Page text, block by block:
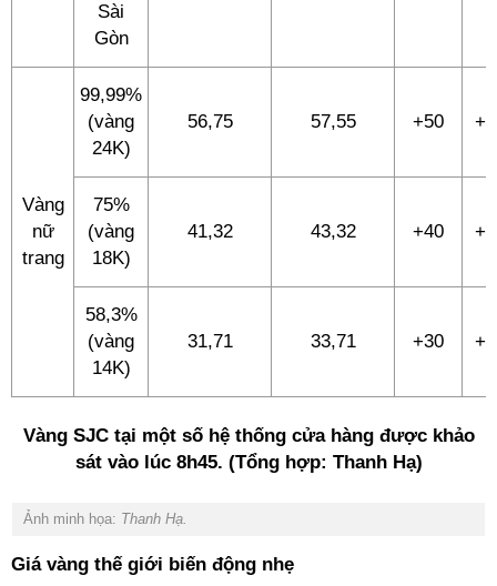
Sài
Gòn
Vàng
nữ
trang
99,99%
(vàng
24K)
56,75 57,55 +50
75%
(vàng
18K)
41,32 43,32 +40
58,3%
(vàng
14K)
31,71 33,71 +30
Vàng SJC tại một số hệ thống cửa hàng được khảo
sát vào lúc 8h45. (Tổng hợp: Thanh Hạ)
Ảnh minh họa: Thanh Hạ.
Giá vàng thế giới biến động nhẹ